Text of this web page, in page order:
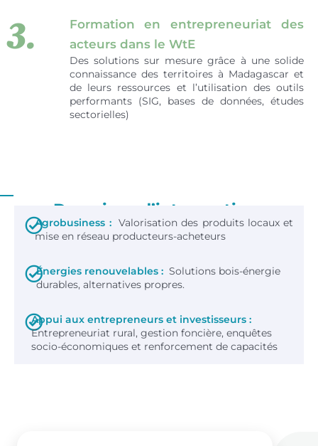
3.
Formation en entrepreneuriat des
acteurs dans le WtE
Des solutions sur mesure grâce à une solide
connaissance des territoires à Madagascar et
de leurs ressources et l’utilisation des outils
performants (SIG, bases de données, études
sectorielles)
Domaines d’interventions
Agrobusiness :Valorisation des produits locaux et
mise en réseau producteurs-acheteurs
Énergies renouvelables : Solutions bois-énergie
durables, alternatives propres.
Appui aux entrepreneurs et investisseurs :
Entrepreneuriat rural, gestion foncière, enquêtes
socio-économiques et renforcement de capacités